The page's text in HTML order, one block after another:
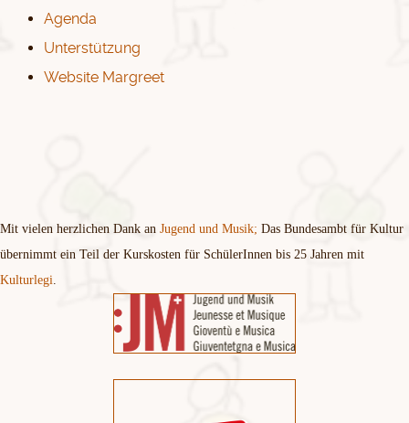
Agenda
Unterstützung
Website Margreet
Mit vielen herzlichen Dank an Jugend und Musik; Das Bundesambt für Kultur
übernimmt ein Teil der Kurskosten für SchülerInnen bis 25 Jahren mit
Kulturlegi.